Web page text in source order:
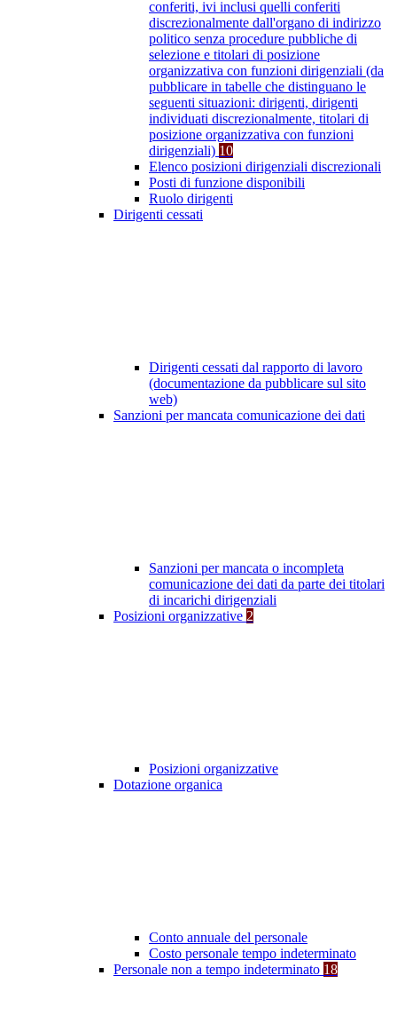
conferiti, ivi inclusi quelli conferiti
discrezionalmente dall'organo di indirizzo
politico senza procedure pubbliche di
selezione e titolari di posizione
organizzativa con funzioni dirigenziali (da
pubblicare in tabelle che distinguano le
seguenti situazioni: dirigenti, dirigenti
individuati discrezionalmente, titolari di
posizione organizzativa con funzioni
dirigenziali) 10
Elenco posizioni dirigenziali discrezionali
Posti di funzione disponibili
Ruolo dirigenti
Dirigenti cessati
Dirigenti cessati dal rapporto di lavoro
(documentazione da pubblicare sul sito
web)
Sanzioni per mancata comunicazione dei dati
Sanzioni per mancata o incompleta
comunicazione dei dati da parte dei titolari
di incarichi dirigenziali
Posizioni organizzative 2
Posizioni organizzative
Dotazione organica
Conto annuale del personale
Costo personale tempo indeterminato
Personale non a tempo indeterminato 18